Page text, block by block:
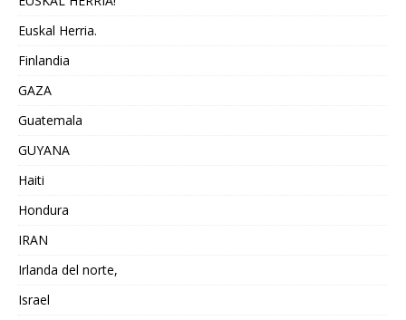
Euskal Herria.
Finlandia
GAZA
Guatemala
GUYANA
Haiti
Hondura
IRAN
Irlanda del norte,
Israel